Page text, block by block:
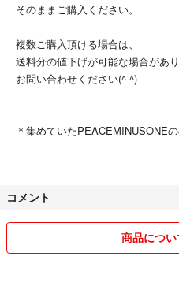
そのままご購入ください。
複数ご購入頂ける場合は、
送料分の値下げが可能な場合があ
お問い合わせください(^-^)
＊集めていたPEACEMINUSONE
(洋服、帽子類の出品予定はありま
＊バラ売りや価格交渉の際は、ご
コメント
商品につ